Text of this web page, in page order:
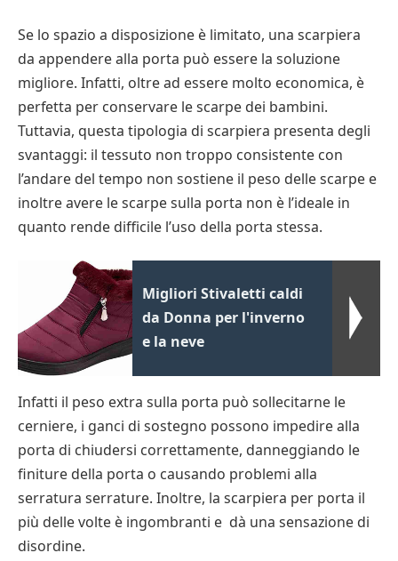
Se lo spazio a disposizione è limitato, una scarpiera
da appendere alla porta può essere la soluzione
migliore. Infatti, oltre ad essere molto economica, è
perfetta per conservare le scarpe dei bambini.
Tuttavia, questa tipologia di scarpiera presenta degli
svantaggi: il tessuto non troppo consistente con
l’andare del tempo non sostiene il peso delle scarpe e
inoltre avere le scarpe sulla porta non è l’ideale in
quanto rende difficile l’uso della porta stessa.
Migliori Stivaletti caldi
da Donna per l'inverno
e la neve
Infatti il peso extra sulla porta può sollecitarne le
cerniere, i ganci di sostegno possono impedire alla
porta di chiudersi correttamente, danneggiando le
finiture della porta o causando problemi alla
serratura serrature. Inoltre, la scarpiera per porta il
più delle volte è ingombranti e dà una sensazione di
disordine.